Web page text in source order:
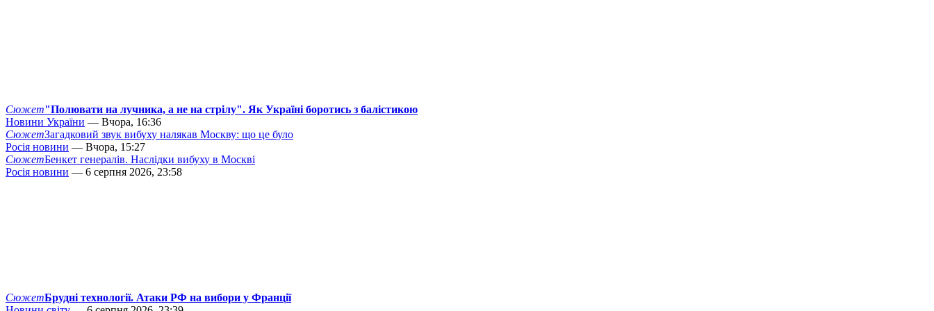
Сюжет"Полювати на лучника, а не на стрілу". Як Україні боротись з балістикою
Новини України — Вчора, 16:36
СюжетЗагадковий звук вибуху налякав Москву: що це було
Росія новини — Вчора, 15:27
СюжетБенкет генералів. Наслідки вибуху в Москві
Росія новини — 6 серпня 2026, 23:58
СюжетБрудні технології. Атаки РФ на вибори у Франції